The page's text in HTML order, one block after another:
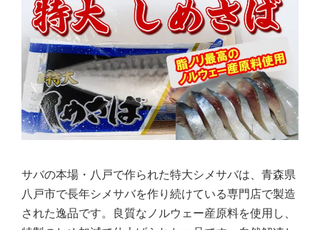
サバの本場・八戸で作られた特大シメサバは、青森県
八戸市で長年シメサバを作り続けている専門店で製造
された逸品です。良質なノルウェー産原料を使用し、